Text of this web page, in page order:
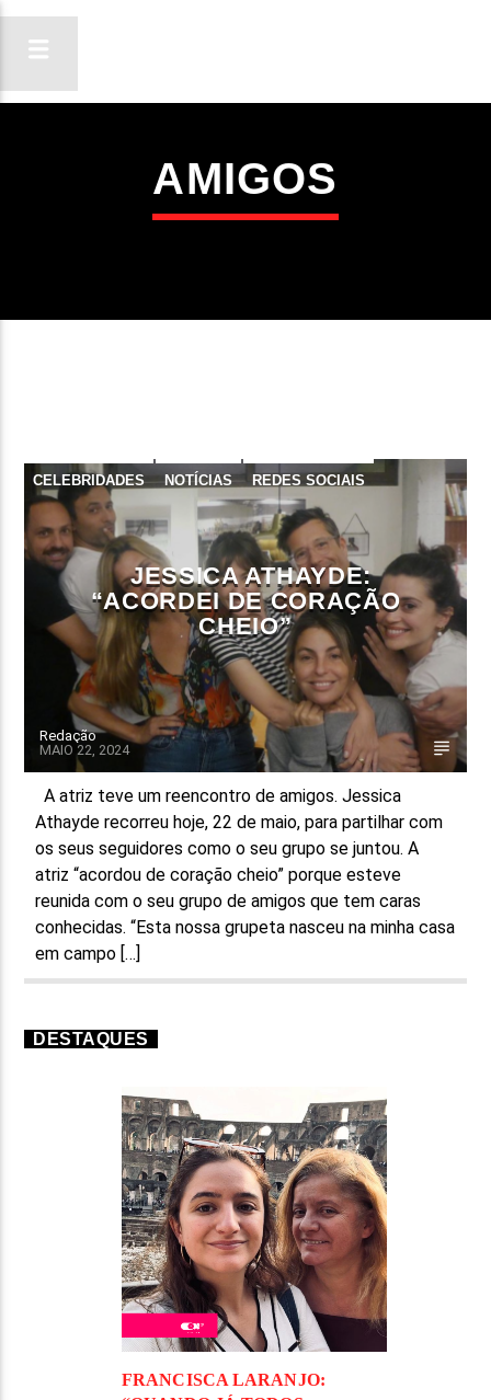
ON FM
LIGA-TE
FAIXA ATUAL
TÍTULO
ARTISTA
ON FM
AMIGOS
CELEBRIDADES NOTÍCIAS REDES SOCIAIS
JESSICA ATHAYDE:
“ACORDEI DE CORAÇÃO
CHEIO”
Redação
MAIO 22, 2024
A atriz teve um reencontro de amigos. Jessica
Athayde recorreu hoje, 22 de maio, para partilhar com
os seus seguidores como o seu grupo se juntou. A
atriz “acordou de coração cheio” porque esteve
reunida com o seu grupo de amigos que tem caras
conhecidas. “Esta nossa grupeta nasceu na minha casa
em campo […]
DESTAQUES
FRANCISCA LARANJO: